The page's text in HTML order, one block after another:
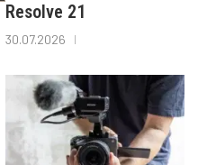
Resolve 21
30.07.2026